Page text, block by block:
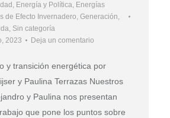
, Energía y Política, Energías
de Efecto Invernadero, Generación,
, Sin categoría
2023 Deja un comentario
y transición energética por
y Paulina Terrazas Nuestros
y Paulina nos presentan
que pone los puntos sobre